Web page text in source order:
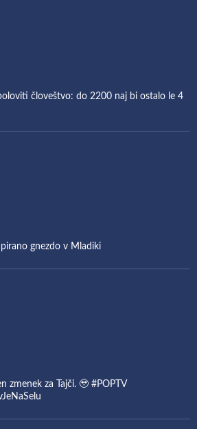
človeštvo: do 2200 naj bi ostalo le 4
gnezdo v Mladiki
zmenek za Tajči. 🥹 #POPTV